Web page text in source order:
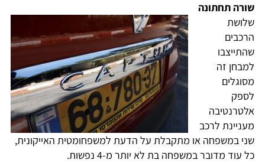
שורה תחתונה
שלושת
הרכבים
שהתייצבו
למבחן זה
מסוגלים
לספק
אלטרנטיבה
מעניינת לרכב
שני במשפחה או מתקבלת על הדעת למשפחומטית האייקונית,
כל עוד מדובר במשפחה בת לא יותר מ-4 נפשות.